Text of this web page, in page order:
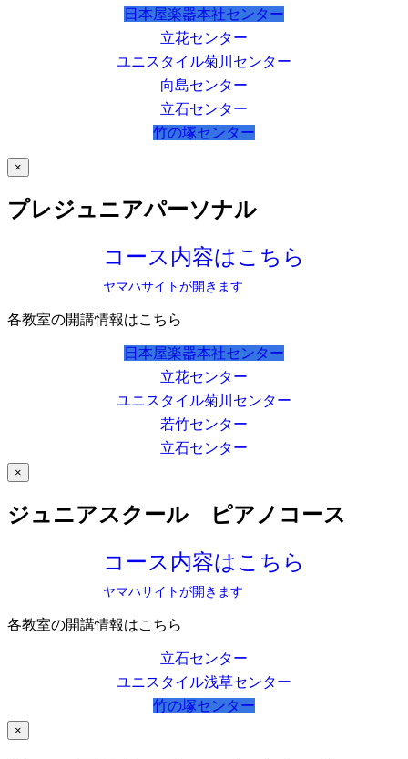
日本屋楽器本社センター
立花センター
ユニスタイル菊川センター
向島センター
立石センター
竹の塚センター
×
プレジュニアパーソナル
コース内容はこちら
ヤマハサイトが開きます
各教室の開講情報はこちら
日本屋楽器本社センター
立花センター
ユニスタイル菊川センター
若竹センター
立石センター
×
ジュニアスクール ピアノコース
コース内容はこちら
ヤマハサイトが開きます
各教室の開講情報はこちら
立石センター
ユニスタイル浅草センター
竹の塚センター
×